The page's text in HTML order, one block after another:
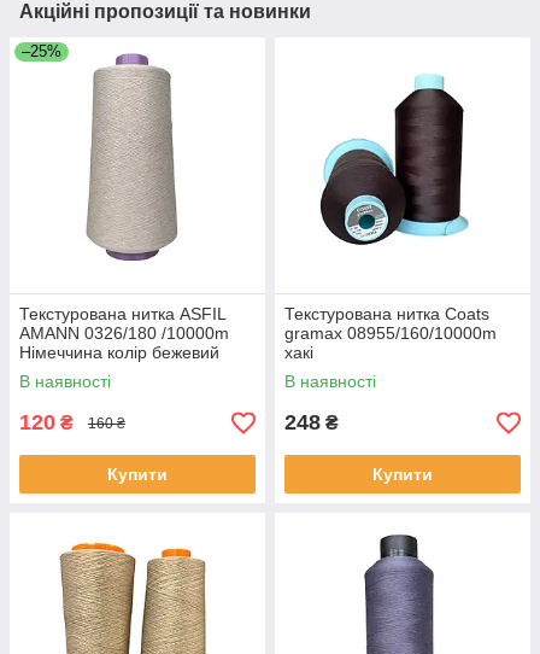
Акційні пропозиції та новинки
–25%
Текстурована нитка ASFIL
AMANN 0326/180 /10000m
Німеччина колір бежевий
В наявності
120 ₴ 160 ₴
Купити
Текстурована нитка Coats
gramax 08955/160/10000m
хакі
В наявності
248 ₴
Купити